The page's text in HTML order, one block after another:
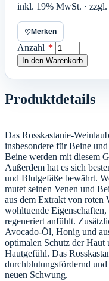
inkl. 19% MwSt. · zzgl.
♡Merken
Anzahl *
In den Warenkorb
Produktdetails
Das Rosskastanie-
insbesondere für Beine
Beine werden mit diesem
Außerdem hat es sich
und Blutgefäße bewährt.
mutet seinen Venen und
aus dem Extrakt von roten
wohltuende
regeneriert anfühlt.
Avocado-Öl, Honig und
optimalen Schutz der Haut
Hautgefühl. Das
durchblutungsfördernd
neuen Schwung.